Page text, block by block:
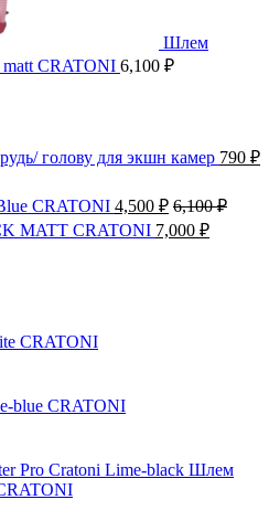
Шлем
matt CRATONI 6,100 ₽
голову для экшн камер 790 ₽
CRATONI 4,500 ₽ 6,100₽
MATT CRATONI 7,000 ₽
CRATONI
blue CRATONI
Шлем